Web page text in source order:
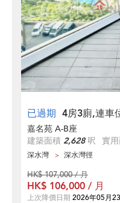
已過期 4房3廁,連車
嘉名苑 A-B座
建築面積 2,628呎 實
深水灣 深水灣徑
HK$ 107,000 / 月
HK$ 106,000 / 月
上次降價日期 2026年05月